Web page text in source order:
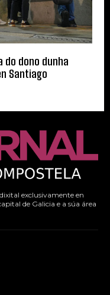
do dono dunha
Santiago
exclusivamente en
de Galicia e a súa área